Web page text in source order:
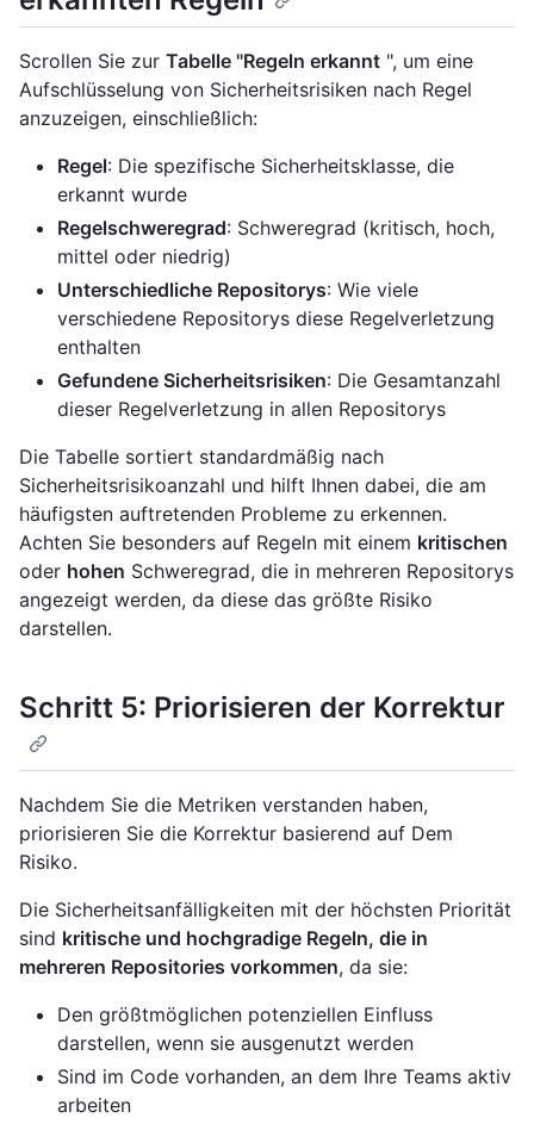
Scrollen Sie zur Tabelle "Regeln erkannt ", um eine
Aufschlüsselung von Sicherheitsrisiken nach Regel
anzuzeigen, einschließlich:
Regel: Die spezifische Sicherheitsklasse, die
erkannt wurde
Regelschweregrad: Schweregrad (kritisch, hoch,
mittel oder niedrig)
Unterschiedliche Repositorys: Wie viele
verschiedene Repositorys diese Regelverletzung
enthalten
Gefundene Sicherheitsrisiken: Die Gesamtanzahl
dieser Regelverletzung in allen Repositorys
Die Tabelle sortiert standardmäßig nach
Sicherheitsrisikoanzahl und hilft Ihnen dabei, die am
häufigsten auftretenden Probleme zu erkennen.
Achten Sie besonders auf Regeln mit einem kritischen
oder hohen Schweregrad, die in mehreren Repositorys
angezeigt werden, da diese das größte Risiko
darstellen.
Schritt 5: Priorisieren der Korrektur
Nachdem Sie die Metriken verstanden haben,
priorisieren Sie die Korrektur basierend auf Dem
Risiko.
Die Sicherheitsanfälligkeiten mit der höchsten Priorität
sind kritische und hochgradige Regeln, die in
mehreren Repositories vorkommen, da sie:
Den größtmöglichen potenziellen Einfluss
darstellen, wenn sie ausgenutzt werden
Sind im Code vorhanden, an dem Ihre Teams aktiv
arbeiten